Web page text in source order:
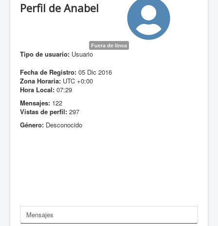
Perfil de Anabel
Fuera de línea
Tipo de usuario: Usuario
Fecha de Registro: 05 Dic 2016
Zona Horaria: UTC +0:00
Hora Local: 07:29
Mensajes: 122
Vistas de perfil: 297
Género: Desconocido
Mensajes